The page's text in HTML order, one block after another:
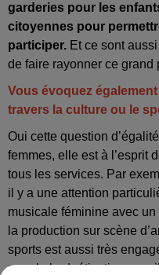
garderies pour les
citoyennes pour
participer. Et ce sont
de faire rayonner ce grand
Vous évoquez
travers la culture ou le
Oui cette question
femmes, elle est à l’esprit
tous les services. Par
il y a une attention
musicale féminine avec
la production sur scène
sports est aussi très
pour la budgétisation